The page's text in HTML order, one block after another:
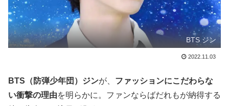
BTS ジン
2022.11.03
BTS（防弾少年団）ジンが、 ファッションにこだわらな
い衝撃の理由を明らかに。ファンならばだれもが納得する